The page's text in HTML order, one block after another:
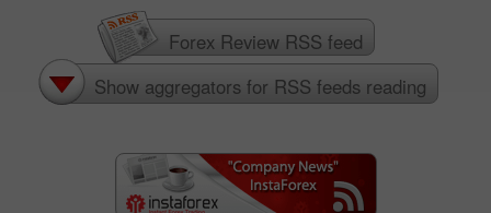
Forex Review RSS feed
Show aggregators for RSS feeds reading